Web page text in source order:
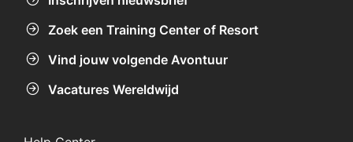
Zoek een Training Center of Resort
Vind jouw volgende Avontuur
Vacatures Wereldwijd